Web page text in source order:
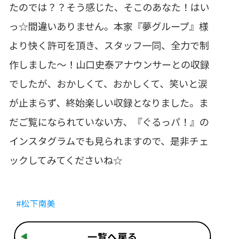
たのでは？？そう感じた、そこのあなた！はい
っ☆間違いありません。本家『夢グループ』様
より快く許可を頂き、スタッフ一同、全力で制
作しました～！山口史泰アナウンサーとの収録
でしたが、おかしくて、おかしくて、笑いと涙
が止まらず、終始楽しい収録となりました。ま
だご覧になられていない方、『ぐるっパ！』の
インスタグラムでも見られますので、是非チェ
ックしてみてくださいね☆
#松下南美